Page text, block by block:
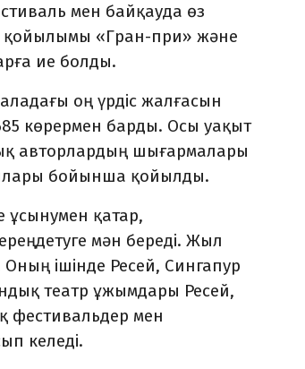
мен байқауда өз
қойылымы «Гран-при» және
ие болды.
оң үрдіс жалғасын
көрермен барды. Осы уақыт
авторлардың шығармалары
бойынша қойылды.
қатар,
мән береді. Жыл
ішінде Ресей, Сингапур
театр ұжымдары Ресей,
фестивальдер мен
келеді.